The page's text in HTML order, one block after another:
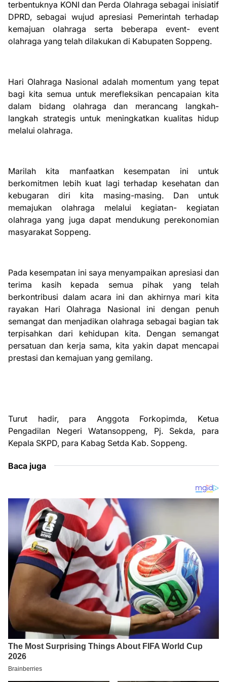
terbentuknya KONI dan Perda Olahraga sebagai inisiatif
DPRD, sebagai wujud apresiasi Pemerintah terhadap
kemajuan olahraga serta beberapa event- event
olahraga yang telah dilakukan di Kabupaten Soppeng.
Hari Olahraga Nasional adalah momentum yang tepat
bagi kita semua untuk merefleksikan pencapaian kita
dalam bidang olahraga dan merancang langkah-
langkah strategis untuk meningkatkan kualitas hidup
melalui olahraga.
Marilah kita manfaatkan kesempatan ini untuk
berkomitmen lebih kuat lagi terhadap kesehatan dan
kebugaran diri kita masing-masing. Dan untuk
memajukan olahraga melalui kegiatan- kegiatan
olahraga yang juga dapat mendukung perekonomian
masyarakat Soppeng.
Pada kesempatan ini saya menyampaikan apresiasi dan
terima kasih kepada semua pihak yang telah
berkontribusi dalam acara ini dan akhirnya mari kita
rayakan Hari Olahraga Nasional ini dengan penuh
semangat dan menjadikan olahraga sebagai bagian tak
terpisahkan dari kehidupan kita. Dengan semangat
persatuan dan kerja sama, kita yakin dapat mencapai
prestasi dan kemajuan yang gemilang.
Turut hadir, para Anggota Forkopimda, Ketua
Pengadilan Negeri Watansoppeng, Pj. Sekda, para
Kepala SKPD, para Kabag Setda Kab. Soppeng.
Baca juga